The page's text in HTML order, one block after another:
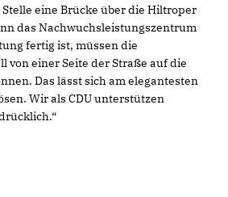
eine Brücke über die Hiltroper
das Nachwuchsleistungszentrum
fertig ist, müssen die
von einer Seite der Straße auf die
Das lässt sich am elegantesten
Wir als CDU unterstützen